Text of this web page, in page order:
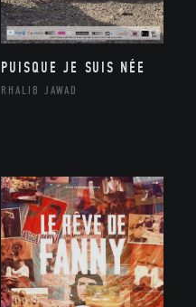
PUISQUE JE SUIS NÉE
RHALIB JAWAD